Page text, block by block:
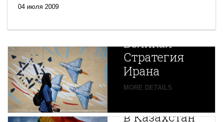
04 июля 2009
Новая
Великая
Стратегия
Ирана
MORE DETAILS
Путин
в Казахстан